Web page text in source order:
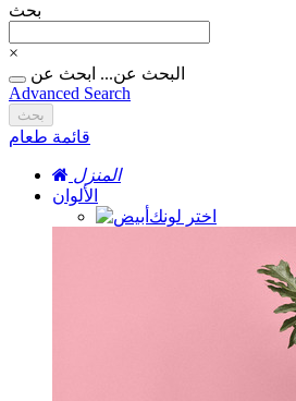
بحث
×
البحث عن... ابحث عن
Advanced Search
بحث
قائمة طعام
المنزل
الألوان
اختر لونك